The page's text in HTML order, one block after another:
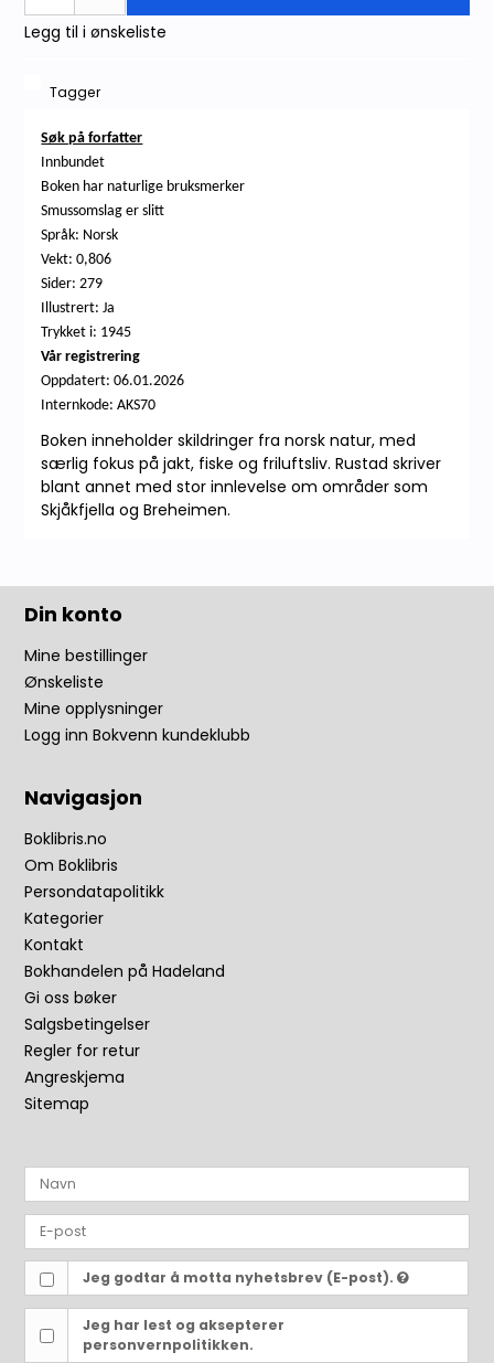
Legg til i ønskeliste
Tagger
Søk på forfatter
Innbundet
Boken har naturlige bruksmerker
Smussomslag er slitt
Språk: Norsk
Vekt: 0,806
Sider: 279
Illustrert: Ja
Trykket i: 1945
Vår registrering
Oppdatert: 06.01.2026
Internkode: AKS70
Boken inneholder skildringer fra norsk natur, med
særlig fokus på jakt, fiske og friluftsliv. Rustad skriver
blant annet med stor innlevelse om områder som
Skjåkfjella og Breheimen.
Din konto
Mine bestillinger
Ønskeliste
Mine opplysninger
Logg inn Bokvenn kundeklubb
Navigasjon
Boklibris.no
Om Boklibris
Persondatapolitikk
Kategorier
Kontakt
Bokhandelen på Hadeland
Gi oss bøker
Salgsbetingelser
Regler for retur
Angreskjema
Sitemap
Jeg godtar å motta nyhetsbrev (E-post).
Jeg har lest og aksepterer
personvernpolitikken.